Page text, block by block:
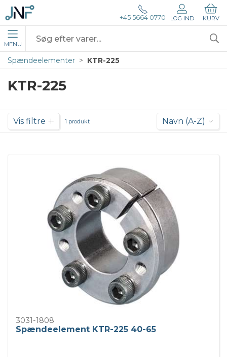
+45 5664 0770 LOG IND KURV
MENU
Spændeelementer KTR-225
KTR-225
Vis filtre 1 produkt Navn (A-Z)
3031-1808
Spændeelement KTR-225 40-65